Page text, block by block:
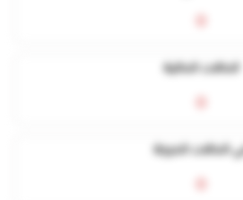
0
الحالات الحالية
0
في الحالات الحرجة
0